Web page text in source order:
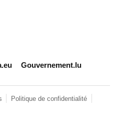
Gouvernement.lu
Politique de confidentialité